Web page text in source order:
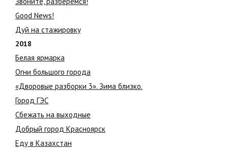
Good News!
Дуй на стажировку
2018
Белая ярмарка
Огни большого города
«Дворовые разборки 3». Зима близко.
Город ГЭС
Сбежать на выходные
Добрый город Красноярск
Еду в Казахстан